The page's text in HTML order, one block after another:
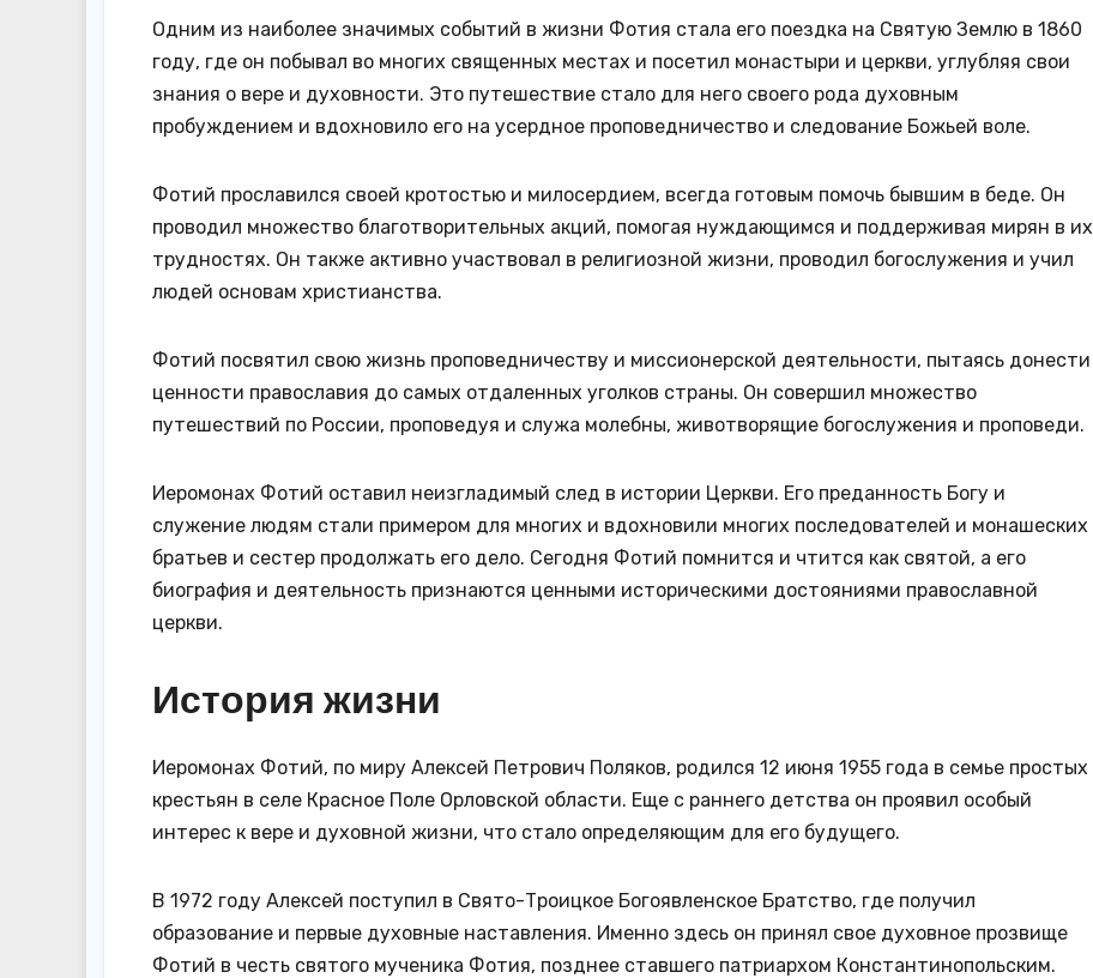
Одним из наиболее значимых событий в жизни Фотия стала его поездка на Святую Землю в 1860
году, где он побывал во многих священных местах и посетил монастыри и церкви, углубляя свои
знания о вере и духовности. Это путешествие стало для него своего рода духовным
пробуждением и вдохновило его на усердное проповедничество и следование Божьей воле.
Фотий прославился своей кротостью и милосердием, всегда готовым помочь бывшим в беде. Он
проводил множество благотворительных акций, помогая нуждающимся и поддерживая мирян в их
трудностях. Он также активно участвовал в религиозной жизни, проводил богослужения и учил
людей основам христианства.
Фотий посвятил свою жизнь проповедничеству и миссионерской деятельности, пытаясь донести
ценности православия до самых отдаленных уголков страны. Он совершил множество
путешествий по России, проповедуя и служа молебны, животворящие богослужения и проповеди.
Иеромонах Фотий оставил неизгладимый след в истории Церкви. Его преданность Богу и
служение людям стали примером для многих и вдохновили многих последователей и монашеских
братьев и сестер продолжать его дело. Сегодня Фотий помнится и чтится как святой, а его
биография и деятельность признаются ценными историческими достояниями православной
церкви.
История жизни
Иеромонах Фотий, по миру Алексей Петрович Поляков, родился 12 июня 1955 года в семье простых
крестьян в селе Красное Поле Орловской области. Еще с раннего детства он проявил особый
интерес к вере и духовной жизни, что стало определяющим для его будущего.
В 1972 году Алексей поступил в Свято-Троицкое Богоявленское Братство, где получил
образование и первые духовные наставления. Именно здесь он принял свое духовное прозвище
Фотий в честь святого мученика Фотия, позднее ставшего патриархом Константинопольским.